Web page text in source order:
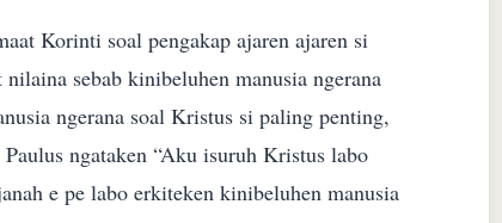
Korinti soal pengakap ajaren ajaren si
sebab kinibeluhen manusia ngerana
ngerana soal Kristus si paling penting,
ngataken “Aku isuruh Kristus labo
e pe labo erkiteken kinibeluhen manusia